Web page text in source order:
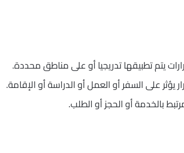
يتم تطبيقها تدريجيا أو على مناطق محددة.
على السفر أو العمل أو الدراسة أو الإقامة.
بالخدمة أو الحجز أو الطلب.